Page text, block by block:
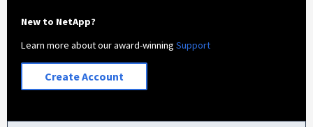
New to NetApp?
Learn more about our award-winningSupport
Create Account